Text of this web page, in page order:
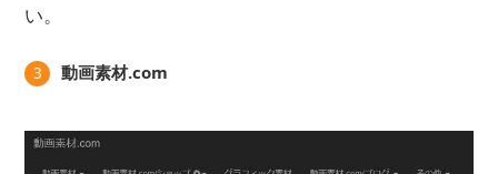
い。
3 動画素材.com